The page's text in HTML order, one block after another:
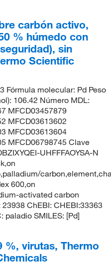
carbón activo,
% húmedo con
sin
Scientific
Fórmula molecular: Pd Peso
106.42 Número MDL:
MFCD03457879
MFCD03613602
MFCD03613604
MFCD06798745 Clave
UHFFFAOYSA-N
600,on
activated carbon
ChEBI: CHEBI:33363
paladio SMILES: [Pd]
%, virutas, Thermo